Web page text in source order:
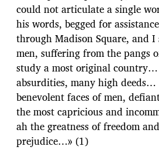
could not articulate a single
his words, begged for
through Madison Square, and
men, suffering from the
study a most original
absurdities, many high
benevolent faces of men,
the most capricious and
ah the greatness of freedom
prejudice…» (1)